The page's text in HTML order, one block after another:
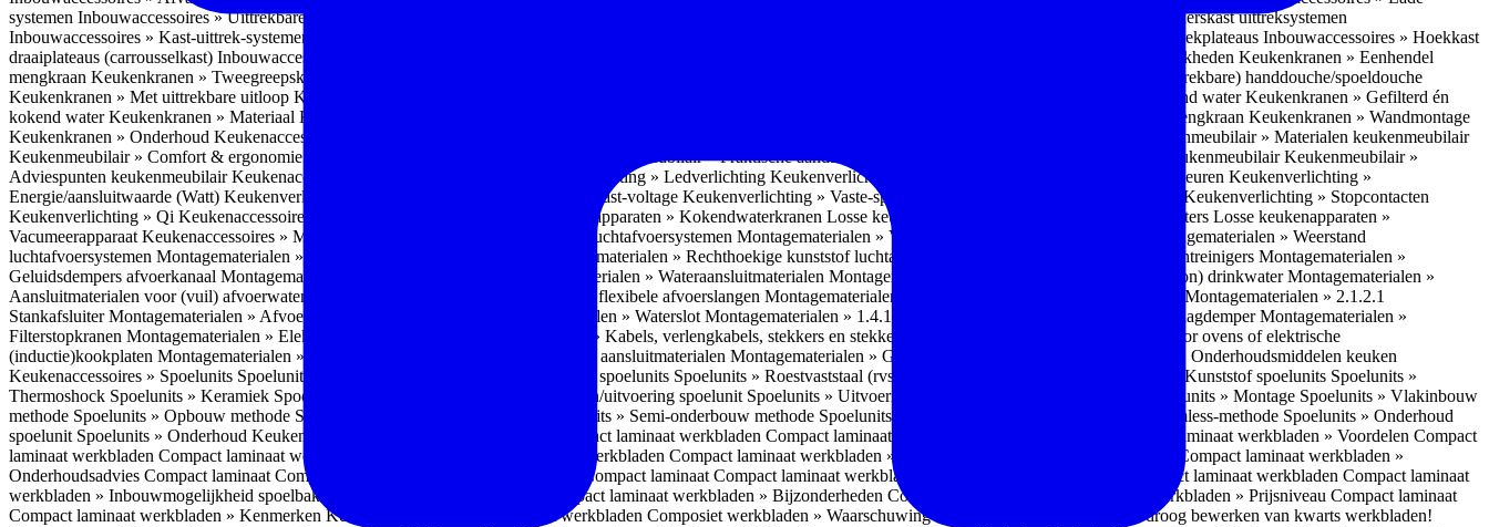
systemen Inbouwaccessoires » Uittrekbare ladesystemen
Inbouwaccessoires » Apothekerskast uittreksystemen
Inbouwaccessoires » Kast-uittrek-systemen
Inbouwaccessoires » Hoekkast uittrekplateaus Inbouwaccessoires » Hoekkast
draaiplateaus (carrousselkast) Inbouwaccessoires » Onderhoud Keukenkranen » Bedieningsmogelijkheden Keukenkranen » Eenhendel
mengkraan Keukenkranen » Tweegreepskraan
Keukenkranen » Met (uitrekbare) handdouche/spoeldouche
Keukenkranen » Met uittrekbare uitloop Keukenkranen » Gefilterd water Keukenkranen » Kokend waterKeukenkranen » Gefilterd én
kokend waterKeukenkranen » Materiaal Keukenkranen » Pvd Techniek (pvd) Keukenkranen » Bladmengkraan Keukenkranen » Wandmontage
Keukenkranen » Onderhoud Keukenaccessoires » Keukenmeubilair
Keukenmeubilair » Materialen keukenmeubilair
Keukenmeubilair » Comfort & ergonomie
Keukenmeubilair » Praktische aandachtspunten Keukenmeubilair » Duurzaamheid keukenmeubilairKeukenmeubilair »
Adviespunten keukenmeubilairKeukenaccessoires » Keukenverlichting Keukenverlichting » Ledverlichting Keukenverlichting » Installatie Keukenverlichting » Lichtkleuren Keukenverlichting »
Energie/aansluitwaarde (Watt) Keukenverlichting » Leddriver Keukenverlichting » Vast-voltage Keukenverlichting » Vaste-spanning
Keukenverlichting » Stopcontacten
Keukenverlichting » Qi Keukenaccessoires » Losse keukenapparaten Losse keukenapparaten » Kokendwaterkranen Losse keukenapparaten » Plintverwarming/plintheaters Losse keukenapparaten »
Vacumeerapparaat Keukenaccessoires » Montagematerialen Montagematerialen » Luchtafvoersystemen Montagematerialen » Verschillende Luchtafvoersystemen
Montagematerialen » Weerstand
luchtafvoersystemen Montagematerialen » Flexibele (ronde) afvoerslangen Montagematerialen » Rechthoekige kunststof luchtafvoersystemen Montagematerialen » Luchtreinigers Montagematerialen »
Geluidsdempers afvoerkanaal Montagematerialen » Aansluitmaterialen Montagematerialen » Wateraansluitmaterialen Montagematerialen » Aansluitmateriaal voor (schoon) drinkwaterMontagematerialen »
Aansluitmaterialen voor (vuil) afvoerwater sifons
Montagematerialen » 1.2.1 Ronde flexibele afvoerslangen Montagematerialen » Dempingsysteem van lades en deuren Montagematerialen » 2.1.2.1
StankafsluiterMontagematerialen » Afvoerpluggen t.b.v. spoelunits Montagematerialen » Waterslot Montagematerialen » 1.4.1 Plasmafilter Montagematerialen » WaterslagdemperMontagematerialen »
Filterstopkranen Montagematerialen » Elektra aansluitmateriaal Montagematerialen » Kabels, verlengkabels, stekkers en stekkerblokken
Montagematerialen » Kabels voor ovens of elektrische
(inductie)kookplaten Montagematerialen » Combiregelaar Montagematerialen » Gas aansluitmaterialen Montagematerialen » Gasaansluitmaterialen
Montagematerialen » Onderhoudsmiddelen keuken
Keukenaccessoires » Spoelunits Spoelunits » Types/soorten Spoelunits » Materialen spoelunits Spoelunits » Roestvaststaal (rvs) Spoelunits » Kunststof spoelunits Spoelunits »
Thermoshock Spoelunits » Keramiek Spoelunits » Tegelbakken Spoelunits » Design/uitvoering spoelunit Spoelunits » Uitvoering Spoelunits » Montage Spoelunits » Vlakinbouw
methode Spoelunits » Opbouw methode Spoelunits » Onderbouw methode Spoelunits » Semi-onderbouw methode Spoelunits » Tussenbouw methode Spoelunits » Rimless-methode Spoelunits » Onderhoud
spoelunit Spoelunits » Onderhoud Keukenwerkbladen Keukenwerkbladen » Compact laminaat werkbladen Compact laminaat werkbladen » Eigenschappen
Compact laminaat werkbladen » Voordelen Compact
laminaat werkbladen Compact laminaat werkbladen » Nadelen Compact laminaat werkbladen Compact laminaat werkbladen » Nanotech massief laminaat werkbladen
Compact laminaat werkbladen »
Onderhoudsadvies Compact laminaat Compact laminaat werkbladen » Uitstraling Compact laminaat Compact laminaat werkbladen » Mogelijke randafwerking Compact laminaat werkbladen Compact laminaat
werkbladen » Inbouwmogelijkheid spoelbak Compact laminaat werkbladen
Compact laminaat werkbladen » Bijzonderheden Compact laminaat
Compact laminaat werkbladen » Prijsniveau Compact laminaat
Compact laminaat werkbladen » Kenmerken Keukenwerkbladen » Composiet werkbladen Composiet werkbladen » Waarschuwing Monteurs: bescherm je bij het droog bewerken van kwarts werkbladen!